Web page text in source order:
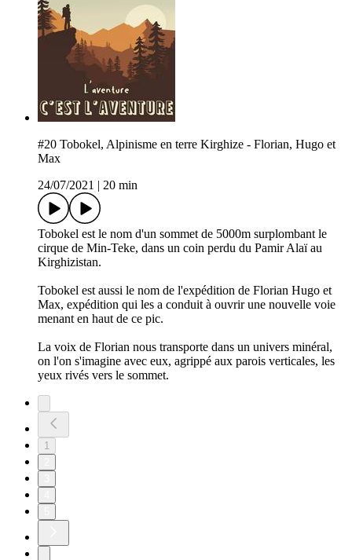
#20 Tobokel, Alpinisme en terre Kirghize - Florian, Hugo et
Max
24/07/2021
20 min
Tobokel est le nom d'un sommet de 5000m surplombant le
cirque de Min-Teke, dans un coin perdu du Pamir Alaï au
Kirghizistan.
Tobokel est aussi le nom de l'expédition de Florian Hugo et
Max, expédition qui les a conduit à ouvrir une nouvelle voie
menant en haut de ce pic.
La voix de Florian nous transporte dans un univers minéral,
on l'on s'imagine avec eux, agrippé aux parois verticales, les
yeux rivés vers le sommet.
1